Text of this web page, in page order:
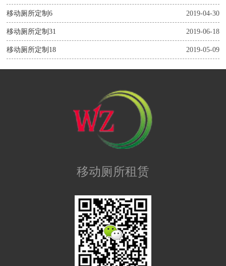
2019-04-30
移动厕所定制6
2019-06-18
移动厕所定制31
2019-05-09
移动厕所定制18
移动厕所租赁